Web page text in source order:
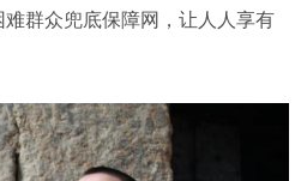
群众兜底保障网，让人人享有